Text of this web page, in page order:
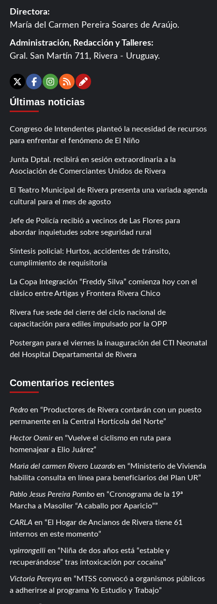
Directora:
María del Carmen Pereira Soares de Araújo.
Administración, Redacción y Talleres:
Gral. San Martín 711, Rivera - Uruguay.
X Facebook
Instagram
RSSContáctanos
Últimas noticias
Congreso de Intendentes planteó la necesidad de recursos
para enfrentar el fenómeno de El Niño
Junta Dptal. recibirá en sesión extraordinaria a la
Asociación de Comerciantes Unidos de Rivera
El Teatro Municipal de Rivera presenta una variada agenda
cultural para el mes de agosto
Jefe de Policía recibió a vecinos de Las Flores para
abordar inquietudes sobre seguridad rural
Síntesis policial: Hurtos, accidentes de tránsito,
cumplimiento de requisitoria
La Copa Integración “Freddy Silva” comienza hoy con el
clásico entre Artigas y Frontera Rivera Chico
Rivera fue sede del cierre del ciclo nacional de
capacitación para ediles impulsado por la OPP
Postergan para el viernes la inauguración del CTI Neonatal
del Hospital Departamental de Rivera
Comentarios recientes
Pedro en
Productores de Rivera contarán con un puesto
permanente en la Central Hortícola del Norte
Hector Osmiren
Vuelve el ciclismo en ruta para
homenajear a Elio Juárez
Maria del carmen Rivero Luzardo en
Ministerio de Vivienda
habilita consulta en línea para beneficiarios del Plan UR
Pablo Jesus Pereira Pombo en
Cronograma de la 19ª
Marcha a Masoller “A caballo por Aparicio”
CARLA en
El Hogar de Ancianos de Rivera tiene 61
internos en este momento
vpirrongelli en
Niña de dos años está “estable y
recuperándose” tras intoxicación por cocaína
Victoria Pereyra en
MTSS convocó a organismos públicos
a adherirse al programa Yo Estudio y Trabajo